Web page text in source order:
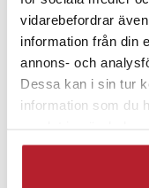
vidarebefordrar
information från din
annons- och
Dessa kan i sin tur
information som du
Artikelnummer:120261